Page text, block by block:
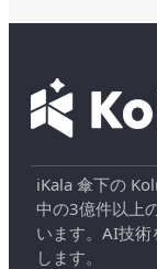
iKala 傘下の
中の3億件以上
います。AI技
します。